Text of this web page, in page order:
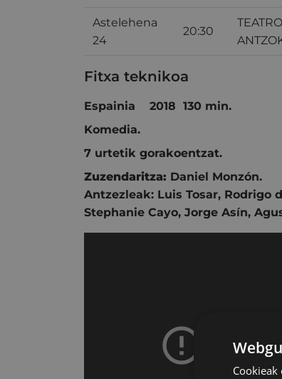
Astelehena
24
20:30
Fitxa teknikoa
Espainia 2018 130 min.
Komedia.
7 urtetik gorakoentzat.
Zuzendaritza: Daniel Monzón.
Antzezleak: Luis Tosar, Rodrigo
Stephanie Cayo, Jorge Asín,